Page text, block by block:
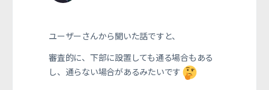
ユーザーさんから聞いた話ですと、
審査的に、下部に設置しても通る場合もある
し、通らない場合があるみたいです